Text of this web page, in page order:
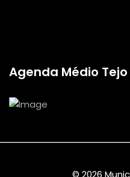
Agenda Médio Tejo
© 2026